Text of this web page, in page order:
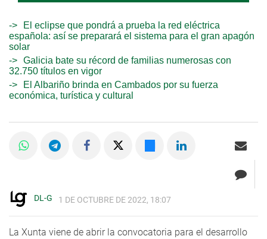
El eclipse que pondrá a prueba la red eléctrica
española: así se preparará el sistema para el gran apagón
solar
Galicia bate su récord de familias numerosas con
32.750 títulos en vigor
El Albariño brinda en Cambados por su fuerza
económica, turística y cultural
DL-G 1 DE OCTUBRE DE 2022, 18:07
La Xunta viene de abrir la convocatoria para el desarrollo